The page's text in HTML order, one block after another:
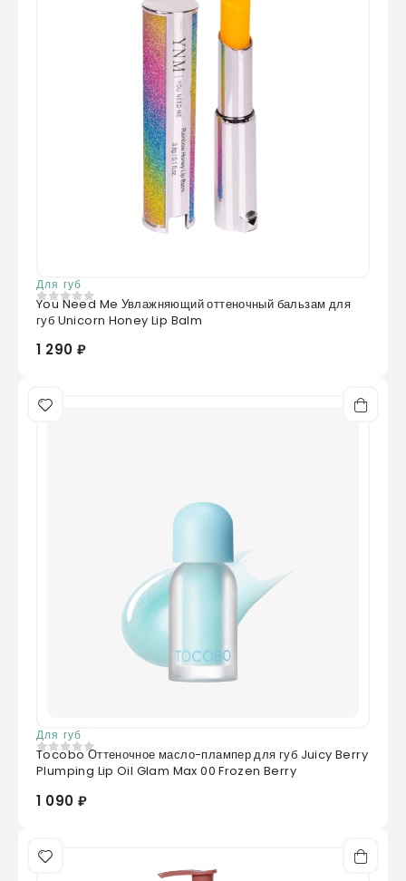
Для губ
0 из 5
You Need Me Увлажняющий оттеночный бальзам для
губ Unicorn Honey Lip Balm
1 290 ₽
Для губ
0 из 5
Tocobo Оттеночное масло-плампер для губ Juicy Berry
Plumping Lip Oil Glam Max 00 Frozen Berry
1 090 ₽